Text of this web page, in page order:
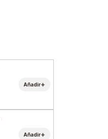
Añadir+
Añadir+